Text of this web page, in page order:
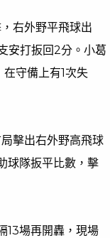
右外野平飛球出
安打扳回2分。小葛
守備上有1次失
擊出右外野高飛球
球隊扳平比數，擊
13場再開轟，現場